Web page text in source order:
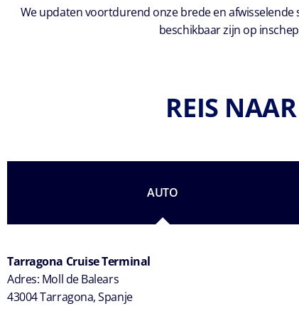
We updaten voortdurend onze brede en afwisselende
beschikbaar zijn op
REIS
AUTO
Tarragona Cruise Terminal
Adres: Moll de Balears
43004 Tarragona, Spanje